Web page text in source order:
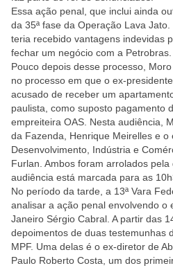
Essa ação penal, que inclui ainda
da 35ª fase da Operação Lava
teria recebido vantagens indevidas
fechar um negócio com a Petrobras.
Pouco depois desse processo,
no processo em que o ex-
acusado de receber um
paulista, como suposto pagamento
empreiteira OAS. Nesta audiência,
da Fazenda, Henrique Meirelles e o
Desenvolvimento, Indústria e
Furlan. Ambos foram arrolados
audiência está marcada para as
No período da tarde, a 13ª Vara
analisar a ação penal envolvendo o
Janeiro Sérgio Cabral. A partir das
depoimentos de duas testemunhas
MPF. Uma delas é o ex-diretor de
Paulo Roberto Costa, um dos